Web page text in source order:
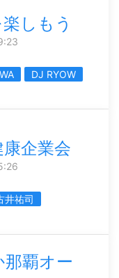
しもう
DJ RYOW
企業会
井祐司
覇オー